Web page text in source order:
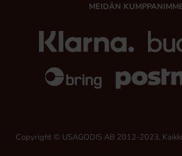
MEIDÄN
Copyright © USAGODIS AB 2012-2023,